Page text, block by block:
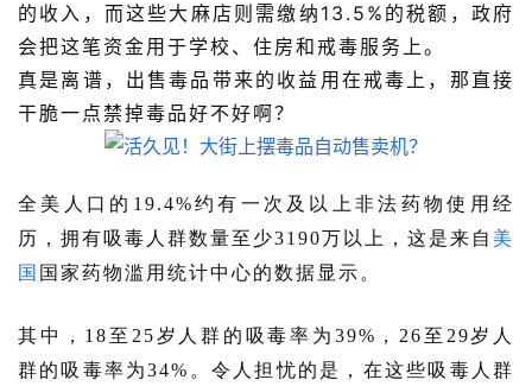
的收入，而这些大麻店则需缴纳13.5%的税额，政府
会把这笔资金用于学校、住房和戒毒服务上。
真是离谱，出售毒品带来的收益用在戒毒上，那直接
干脆一点禁掉毒品好不好啊？
全美人口的19.4%约有一次及以上非法药物使用经
历，拥有吸毒人群数量至少3190万以上，这是来自 美
国 国家药物滥用统计中心的数据显示。
其中，18至25岁人群的吸毒率为39%，26至29岁人
群的吸毒率为34%。令人担忧的是，在这些吸毒人群